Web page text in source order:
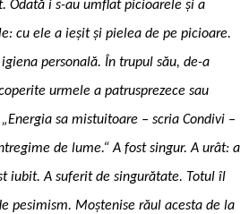
Odată i s-au umflat picioarele și a
cu ele a ieșit și pielea de pe picioare.
personală. În trupul său, de-a
urmele a patrusprezece sau
sa mistuitoare – scria Condivi –
de lume.“ A fost singur. A urât: a
iubit. A suferit de singurătate. Totul îl
pesimism. Moștenise răul acesta de la